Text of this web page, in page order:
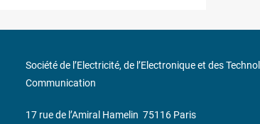
Société de l’Electricité, de l’Electronique et des
Communication
17 rue de l’Amiral Hamelin 75116 Paris